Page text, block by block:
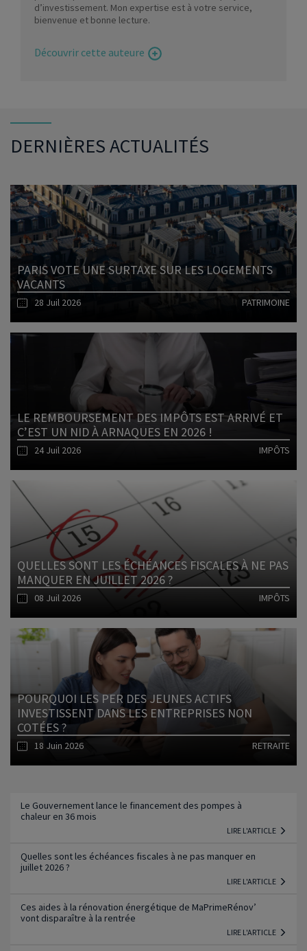
d’investissement. Mon expertise est à votre service,
bienvenue et bonne lecture.
Découvrir cette auteure
DERNIÈRES ACTUALITÉS
PARIS VOTE UNE SURTAXE SUR LES LOGEMENTS
VACANTS
28 Juil 2026 PATRIMOINE
LE REMBOURSEMENT DES IMPÔTS EST ARRIVÉ ET
C’EST UN NID À ARNAQUES EN 2026 !
24 Juil 2026 IMPÔTS
Lire l'article
QUELLES SONT LES ÉCHÉANCES FISCALES À NE PAS
MANQUER EN JUILLET 2026 ?
08 Juil 2026 IMPÔTS
POURQUOI LES PER DES JEUNES ACTIFS
INVESTISSENT DANS LES ENTREPRISES NON
COTÉES ?
18 Juin 2026 RETRAITE
Le Gouvernement lance le financement des pompes à
chaleur en 36 mois
LIRE L'ARTICLE
Quelles sont les échéances fiscales à ne pas manquer en
juillet 2026 ?
LIRE L'ARTICLE
Ces aides à la rénovation énergétique de MaPrimeRénov’
vont disparaître à la rentrée
LIRE L'ARTICLE